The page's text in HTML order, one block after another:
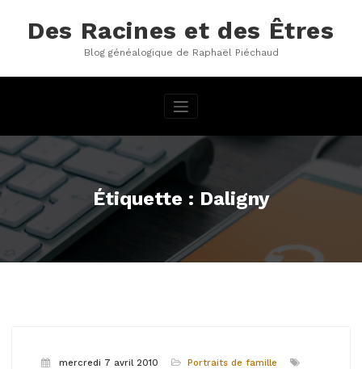
contenuDes Racines et des Êtres
Blog généalogique de Raphaël Piéchaud
Étiquette : Daligny
mercredi 7 avril 2010
Portraits de famille